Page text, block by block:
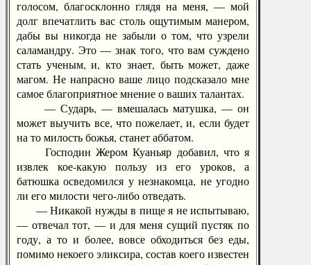
голосом, благосклонно глядя на меня, — мой
долг впечатлить вас столь ощутимым манером,
дабы вы никогда не забыли о том, что узрели
саламандру. Это — знак того, что вам суждено
стать ученым, и, кто знает, быть может, даже
магом. Не напрасно ваше лицо подсказало мне
самое благоприятное мнение о ваших талантах.
— Сударь, — вмешалась матушка, — он
может выучить все, что пожелает, и, если будет
на то милость божья, станет аббатом.
Господин Жером Куаньяр добавил, что я
извлек кое-какую пользу из его уроков, а
батюшка осведомился у незнакомца, не угодно
ли его милости чего-либо отведать.
— Никакой нужды в пище я не испытываю,
— отвечал тот, — и для меня сущий пустяк по
году, а то и более, вовсе обходиться без еды,
помимо некоего эликсира, состав коего известен